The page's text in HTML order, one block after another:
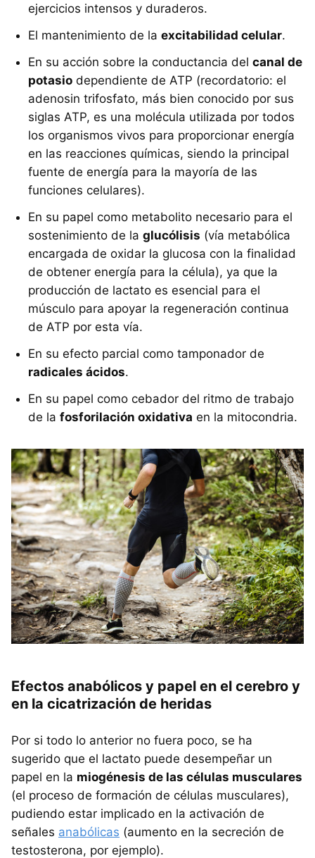
ejercicios intensos y duraderos.
El mantenimiento de la excitabilidad celular.
En su acción sobre la conductancia del canal de
potasio dependiente de ATP (recordatorio: el
adenosin trifosfato, más bien conocido por sus
siglas ATP, es una molécula utilizada por todos
los organismos vivos para proporcionar energía
en las reacciones químicas, siendo la principal
fuente de energía para la mayoría de las
funciones celulares).
En su papel como metabolito necesario para el
sostenimiento de la glucólisis (vía metabólica
encargada de oxidar la glucosa con la finalidad
de obtener energía para la célula), ya que la
producción de lactato es esencial para el
músculo para apoyar la regeneración continua
de ATP por esta vía.
En su efecto parcial como tamponador de
radicales ácidos.
En su papel como cebador del ritmo de trabajo
de la fosforilación oxidativa en la mitocondria.
Efectos anabólicos y papel en el cerebro y
en la cicatrización de heridas
Por si todo lo anterior no fuera poco, se ha
sugerido que el lactato puede desempeñar un
papel en la miogénesis de las células musculares
(el proceso de formación de células musculares),
pudiendo estar implicado en la activación de
señales anabólicas (aumento en la secreción de
testosterona, por ejemplo).